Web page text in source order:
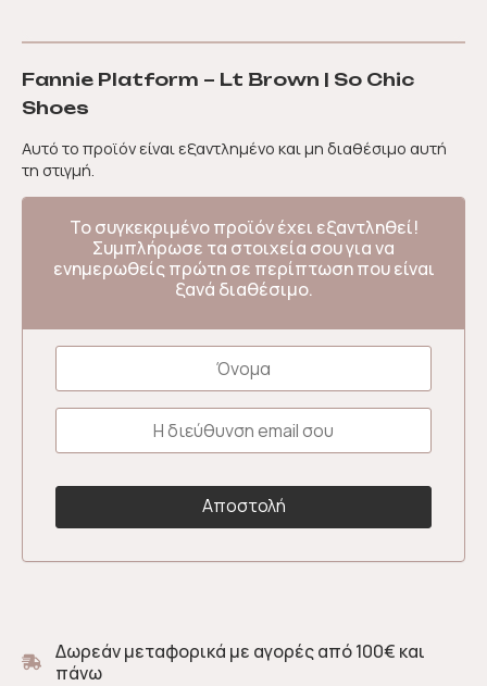
Fannie Platform – Lt Brown | So Chic
Shoes
Αυτό το προϊόν είναι εξαντλημένο και μη διαθέσιμο αυτή
τη στιγμή.
Το συγκεκριμένο προϊόν έχει εξαντληθεί!
Συμπλήρωσε τα στοιχεία σου για να
ενημερωθείς πρώτη σε περίπτωση που είναι
ξανά διαθέσιμο.
Δωρεάν μεταφορικά με αγορές από 100€ και
πάνω